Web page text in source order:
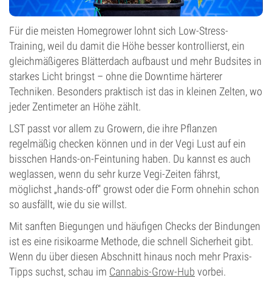
Für die meisten Homegrower lohnt sich Low-Stress-
Training, weil du damit die Höhe besser kontrollierst, ein
gleichmäßigeres Blätterdach aufbaust und mehr Budsites in
starkes Licht bringst – ohne die Downtime härterer
Techniken. Besonders praktisch ist das in kleinen Zelten, wo
jeder Zentimeter an Höhe zählt.
LST passt vor allem zu Growern, die ihre Pflanzen
regelmäßig checken können und in der Vegi Lust auf ein
bisschen Hands-on-Feintuning haben. Du kannst es auch
weglassen, wenn du sehr kurze Vegi-Zeiten fährst,
möglichst „hands-off“ growst oder die Form ohnehin schon
so ausfällt, wie du sie willst.
Mit sanften Biegungen und häufigen Checks der Bindungen
ist es eine risikoarme Methode, die schnell Sicherheit gibt.
Wenn du über diesen Abschnitt hinaus noch mehr Praxis-
Tipps suchst, schau im Cannabis-Grow-Hub vorbei.